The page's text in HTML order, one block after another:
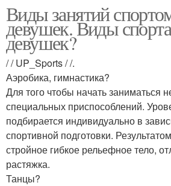
Виды занятий
девушек. Виды
девушек?
/ / UP_Sports / /.
Аэробика, гимнастика?
Для того чтобы начать заниматься
специальных приспособлений.
подбирается индивидуально в
спортивной подготовки.
стройное гибкое рельефное тело,
растяжка.
Танцы?